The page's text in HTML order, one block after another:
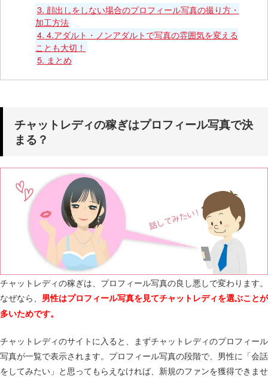
3. 顔出しをしない場合のプロフィール写真の撮り方・
加工方法
4. 4.アダルト・ノンアダルトで写真の雰囲気を変える
ことも大切！
5. まとめ
チャットレディの稼ぎはプロフィール写真で決
まる？
チャットレディの稼ぎは、プロフィール写真の良し悪しで変わります。
なぜなら、 男性はプロフィール写真を見てチャットレディを選ぶことが
多いためです。
チャットレディのサイトに入ると、まずチャットレディのプロフィール
写真が一覧で表示されます。プロフィール写真の段階で、男性に「会話
をしてみたい」と思ってもらえなければ、新規のファンを獲得できませ